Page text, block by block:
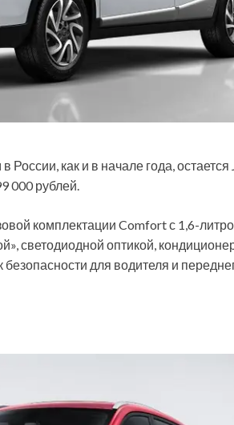
как и в начале года, остается
000 рублей.
комплектации Comfort с 1,6-
светодиодной оптикой,
для водителя и